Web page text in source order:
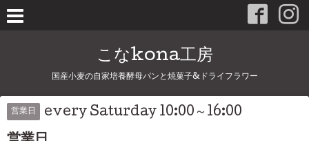
こなkona工房
国産小麦の自家培養酵母パンと焼菓子&ドライフラワー
営業日 every Saturday 10:00～16:00